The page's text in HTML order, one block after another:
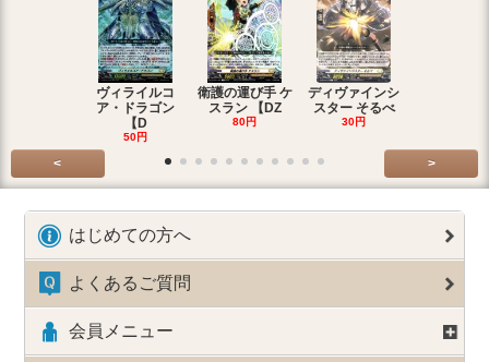
ヴィライルコ
ア・ドラゴン
【D
50円
衛護の運び手 ケ
スラン 【DZ
80円
ディヴァインシ
スター そるべ
30円
< >
はじめての方へ
よくあるご質問
会員メニュー